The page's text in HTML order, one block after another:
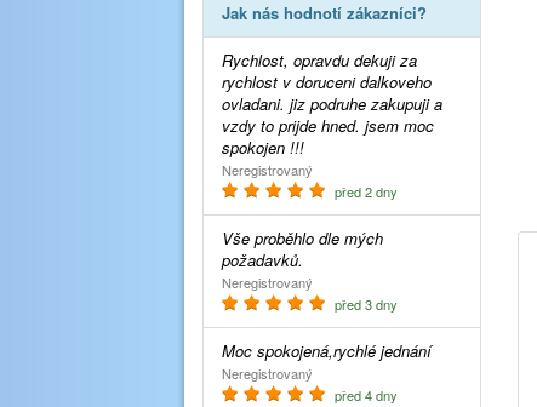
Jak nás hodnotí zákazníci?
Rychlost, opravdu dekuji za
rychlost v doruceni dalkoveho
ovladani. jiz podruhe zakupuji a
vzdy to prijde hned. jsem moc
spokojen !!!
Neregistrovaný
před 2 dny
Vše proběhlo dle mých
požadavků.
Neregistrovaný
před 3 dny
Moc spokojená,rychlé jednání
Neregistrovaný
před 4 dny